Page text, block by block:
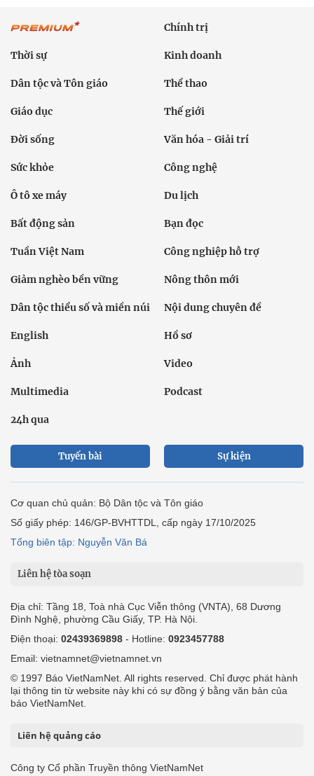
Chính trị
Thời sự Kinh doanh
Dân tộc và Tôn giáo Thể thao
Giáo dục Thế giới
Đời sống Văn hóa - Giải trí
Sức khỏe Công nghệ
Ô tô xe máy Du lịch
Bất động sản Bạn đọc
Tuần Việt Nam Công nghiệp hỗ trợ
Giảm nghèo bền vững Nông thôn mới
Dân tộc thiểu số và miền núi Nội dung chuyên đề
English Hồ sơ
Ảnh Video
Multimedia Podcast
24h qua
Tuyến bài Sự kiện
Cơ quan chủ quản: Bộ Dân tộc và Tôn giáo
Số giấy phép: 146/GP-BVHTTDL, cấp ngày 17/10/2025
Tổng biên tập: Nguyễn Văn Bá
Liên hệ tòa soạn
Địa chỉ: Tầng 18, Toà nhà Cục Viễn thông (VNTA), 68 Dương
Đình Nghệ, phường Cầu Giấy, TP. Hà Nội.
Điện thoại: 02439369898 - Hotline: 0923457788
Email: vietnamnet@vietnamnet.vn
© 1997 Báo VietNamNet. All rights reserved. Chỉ được phát hành
lại thông tin từ website này khi có sự đồng ý bằng văn bản của
báo VietNamNet.
Liên hệ quảng cáo
Công ty Cổ phần Truyền thông VietNamNet